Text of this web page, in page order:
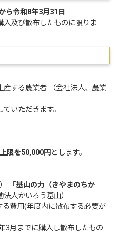
ら令和8年3月31日
及び散布したものに限りま
産する農業者 （会社法人、農業
いただきます。
上限を50,000円 とします。
「基山の力（きやまのちか
法人かいろう基山）
費用(年度内に散布する必要が
3月までに購入し散布したもの